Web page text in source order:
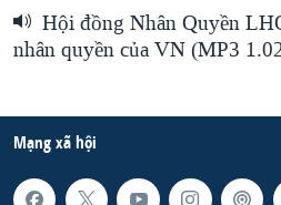
Hội đồng Nhân Quyền
nhân quyền của VN (MP3
Mạng xã hội